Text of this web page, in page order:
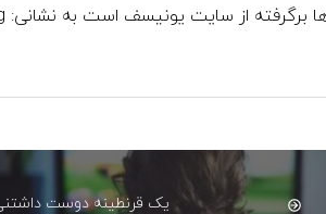
برگرفته از سایت یونیسف است به نشانی:
یک قرنطینه دوست